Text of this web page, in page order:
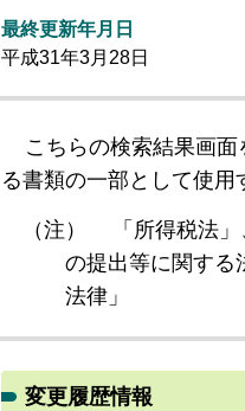
最終更新年月日
平成31年3月28日
こちらの検索結果画
る書類の一部として使用
（注）
「所得税法
の提出等に関する
法律」
変更履歴情報